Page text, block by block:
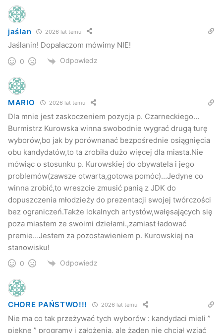
jaślan 2026 lat temu
Jaślanin! Dopalaczom mówimy NIE!
0 Odpowiedz
MARIO 2026 lat temu
Dla mnie jest zaskoczeniem pozycja p. Czarneckiego…
Burmistrz Kurowska winna swobodnie wygrać drugą turę
wyborów,bo jak by porównanać bezpośrednie osiągnięcia
obu kandydatów,to ta zrobiła dużo więcej dla miasta.Nie
mówiąc o stosunku p. Kurowskiej do obywatela i jego
problemów(zawsze otwarta,gotowa pomóc)…Jedyne co
winna zrobić,to wreszcie zmusić panią z JDK do
dopuszczenia młodzieży do prezentacji swojej twórczości
bez ograniczeń.Także lokalnych artystów,wałęsających się
poza miastem ze swoimi dziełami.,zamiast ładować
premie…Jestem za pozostawieniem p. Kurowskiej na
stanowisku!
0 Odpowiedz
CHORE PAŃSTWO!!! 2026 lat temu
Nie ma co tak przeżywać tych wyborów : kandydaci mieli ”
piękne ” programy i założenia, ale żaden nie chciał wziąć